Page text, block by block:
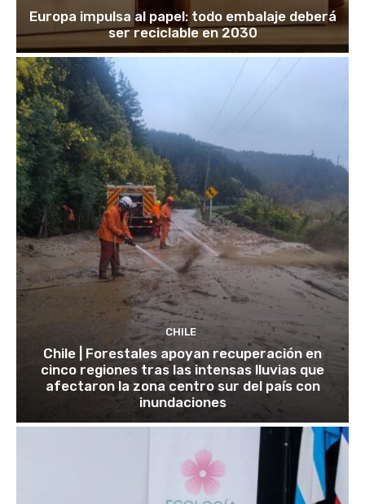
Europa impulsa al papel: todo embalaje deberá
ser reciclable en 2030
CHILE
Chile | Forestales apoyan recuperación en
cinco regiones tras las intensas lluvias que
afectaron la zona centro sur del país con
inundaciones